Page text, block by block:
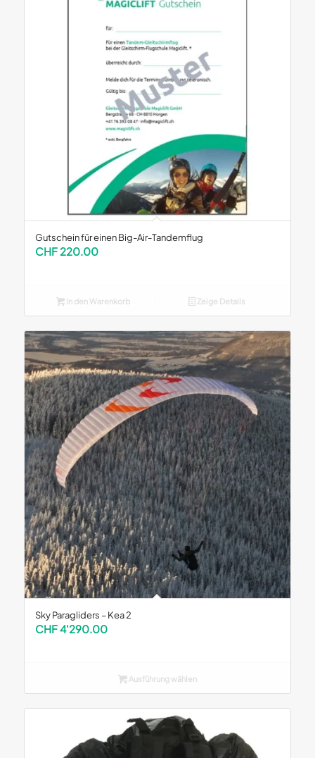
Gutschein für einen Big-Air-Tandemflug
CHF220.00
In den Warenkorb Zeige Details
Sky Paragliders – Kea 2
CHF4'290.00
Ausführung wählen